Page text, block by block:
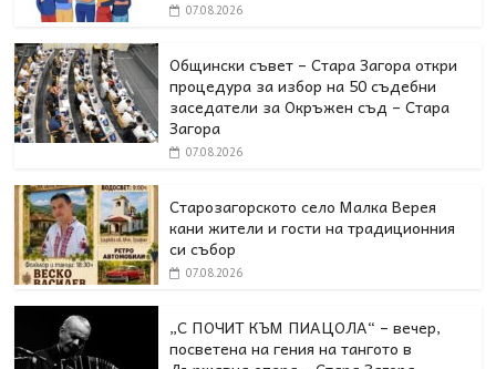
07.08.2026
Общински съвет – Стара Загора откри
процедура за избор на 50 съдебни
заседатели за Окръжен съд – Стара
Загора
07.08.2026
Старозагорското село Малка Верея
кани жители и гости на традиционния
си събор
07.08.2026
„С ПОЧИТ КЪМ ПИАЦОЛА“ – вечер,
посветена на гения на тангото в